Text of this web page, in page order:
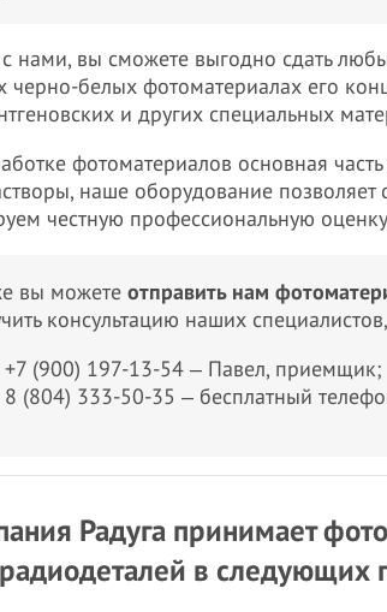
с нами, вы сможете выгодно сдать
черно-белых фотоматериалах его
и других специальных
фотоматериалов основная
наше оборудование позволяет
честную профессиональную
вы можете отправить нам
консультацию наших
+7 (900) 197-13-54 ‒ Павел, приемщик;
8 (804) 333-50-35 ‒ бесплатный
Радуга принимает
в следующих